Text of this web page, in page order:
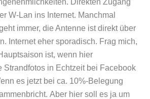
W-Lan ins Internet. Manchmal
immer, die Antenne ist direkt über
Internet eher sporadisch. Frag mich,
ist, wenn hier
Strandfotos in Echtzeit bei Facebook
es jetzt bei ca. 10%-Belegung
Aber hier soll es ja um